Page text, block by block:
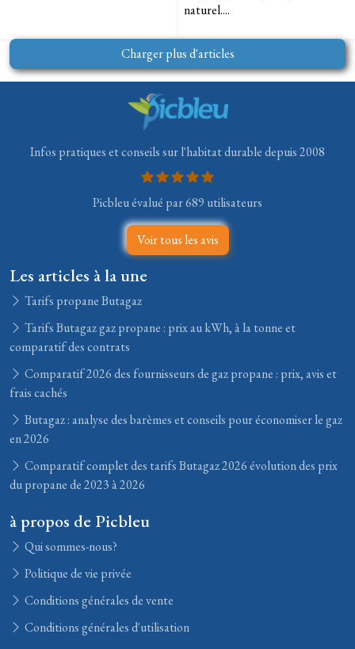
naturel....
Charger plus d'articles
Infos pratiques et conseils sur l'habitat durable depuis 2008
Picbleu évalué par 689 utilisateurs
Voir tous les avis
Les articles à la une
Tarifs propane Butagaz
Tarifs Butagaz gaz propane : prix au kWh, à la tonne et
comparatif des contrats
Comparatif 2026 des fournisseurs de gaz propane : prix, avis et
frais cachés
Butagaz : analyse des barèmes et conseils pour économiser le gaz
en 2026
Comparatif complet des tarifs Butagaz 2026 évolution des prix
du propane de 2023 à 2026
à propos de Picbleu
Qui sommes-nous?
Politique de vie privée
Conditions générales de vente
Conditions générales d'utilisation